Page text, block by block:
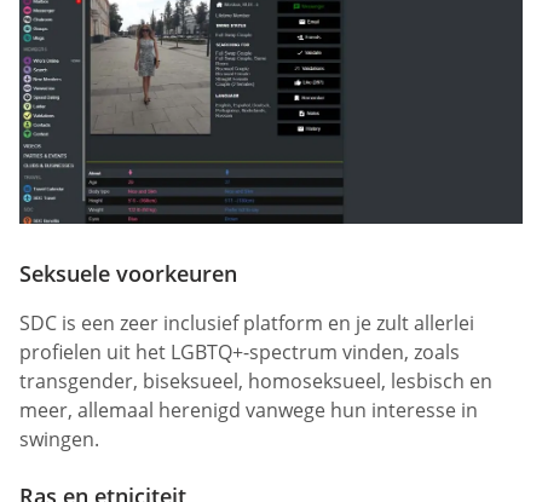
Seksuele voorkeuren
SDC is een zeer inclusief platform en je zult allerlei
profielen uit het LGBTQ+-spectrum vinden, zoals
transgender, biseksueel, homoseksueel, lesbisch en
meer, allemaal herenigd vanwege hun interesse in
swingen.